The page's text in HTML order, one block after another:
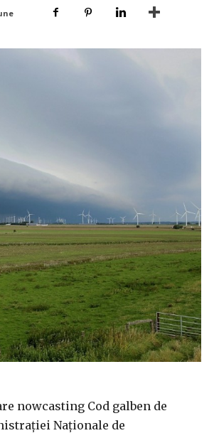
nowcasting Cod galben de
Naţionale de